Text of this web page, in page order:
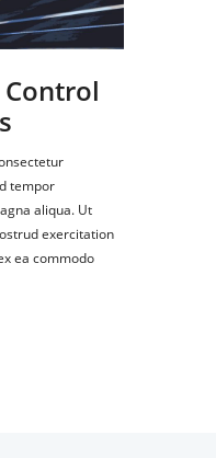
tempor
aliqua. Ut
exercitation
ea commodo